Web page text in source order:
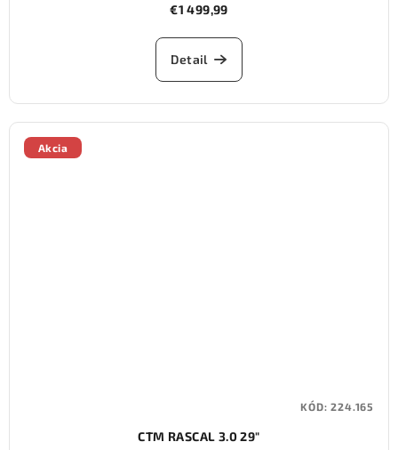
€1 499,99
Detail
Akcia
CTM RASCAL 3.0 29"
KÓD:224.165